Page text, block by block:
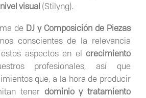
visual (Stilyng).
de DJ y Composición de Piezas
conscientes de la relevancia
aspectos en el crecimiento
profesionales, así que
que, a la hora de producir
tener dominio y tratamiento